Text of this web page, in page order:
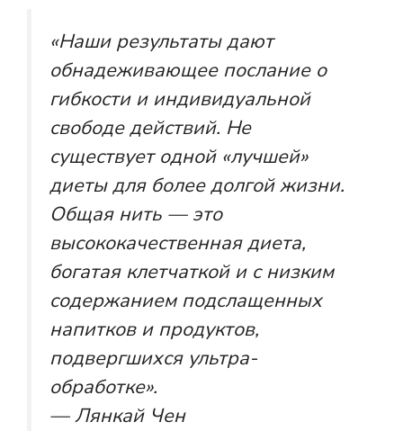
«Наши результаты дают
обнадеживающее послание о
гибкости и индивидуальной
свободе действий. Не
существует одной «лучшей»
диеты для более долгой жизни.
Общая нить — это
высококачественная диета,
богатая клетчаткой и с низким
содержанием подслащенных
напитков и продуктов,
подвергшихся ультра-
обработке».
— Лянкай Чен